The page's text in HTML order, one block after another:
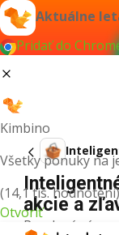
Aktuálne
Pridať do
Kimbino
Všetky ponuky na
(14,1 tis. hodnotení)
Otvoriťakcie a
Pre daný výraz